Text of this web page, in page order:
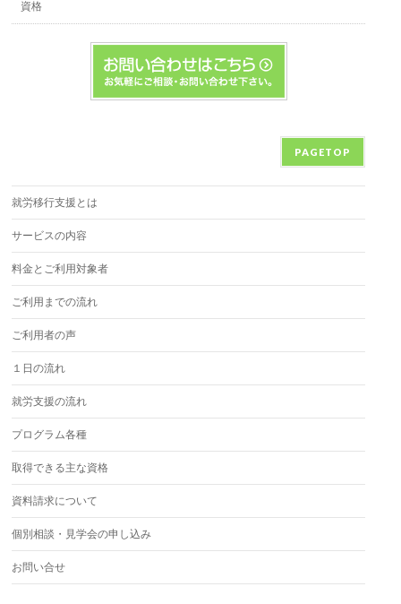
資格
PAGETOP
就労移行支援とは
サービスの内容
料金とご利用対象者
ご利用までの流れ
ご利用者の声
１日の流れ
就労支援の流れ
プログラム各種
取得できる主な資格
資料請求について
個別相談・見学会の申し込み
お問い合せ